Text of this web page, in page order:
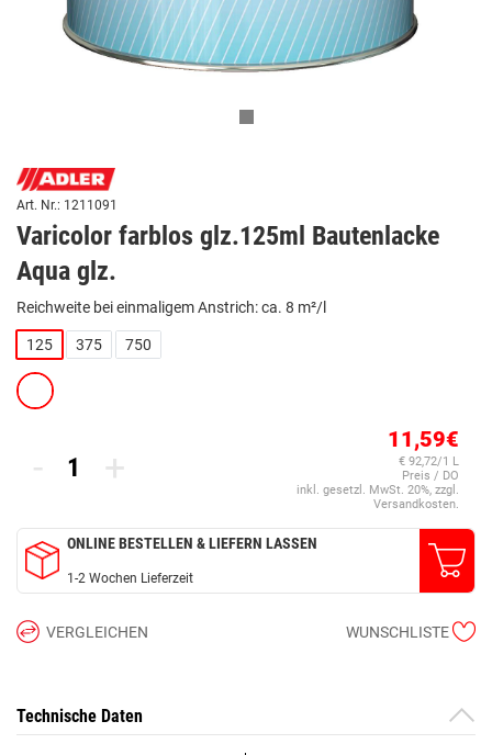
Art. Nr.: 1211091
Varicolor farblos glz.125ml Bautenlacke
Aqua glz.
Reichweite bei einmaligem Anstrich: ca. 8 m²/l
125 375 750
- +
11,59€
€ 92,72/1 L
Preis / DO
inkl. gesetzl. MwSt. 20%, zzgl.
Versandkosten.
ONLINE BESTELLEN & LIEFERN LASSEN
1-2 Wochen Lieferzeit
VERGLEICHEN WUNSCHLISTE
Technische Daten